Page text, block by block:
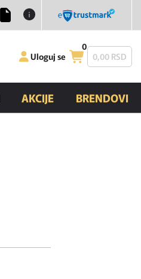
Uloguj se
0
0,00 RSD
AKCIJE
BRENDOVI